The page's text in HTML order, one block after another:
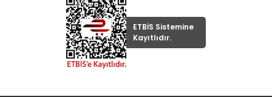
ETBİS Sistemine
Kayıtlıdır.